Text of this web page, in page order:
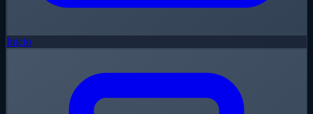
Inicio